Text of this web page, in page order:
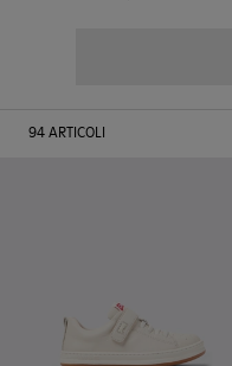
94ARTICOLI